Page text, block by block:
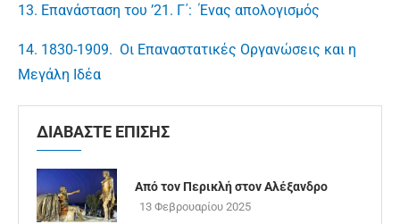
13. Επανάσταση του ’21. Γ΄: Ένας απολογισμός
14. 1830-1909. Οι Επαναστατικές Οργανώσεις και η
Μεγάλη Ιδέα
ΔΙΑΒΑΣΤΕ ΕΠΙΣΗΣ
Από τον Περικλή στον Αλέξανδρο
13 Φεβρουαρίου 2025